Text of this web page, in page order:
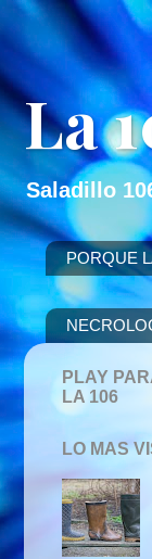
La
Saladillo
PORQUE
PLAY
LA 106
LO MAS